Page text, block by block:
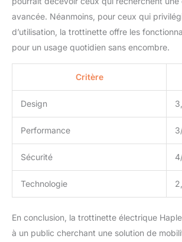
sur
votre doigt et
manipulation
une
douceur.
électrique en
de 8,5 pouces
avancée. Néanmoins, pour ceux qui
d’utilisation, la trottinette offre les
pour un usage quotidien sans encombre.
Critère
Design
Performance
Sécurité
Technologie
En conclusion, la trottinette électrique
à un public cherchant une solution de